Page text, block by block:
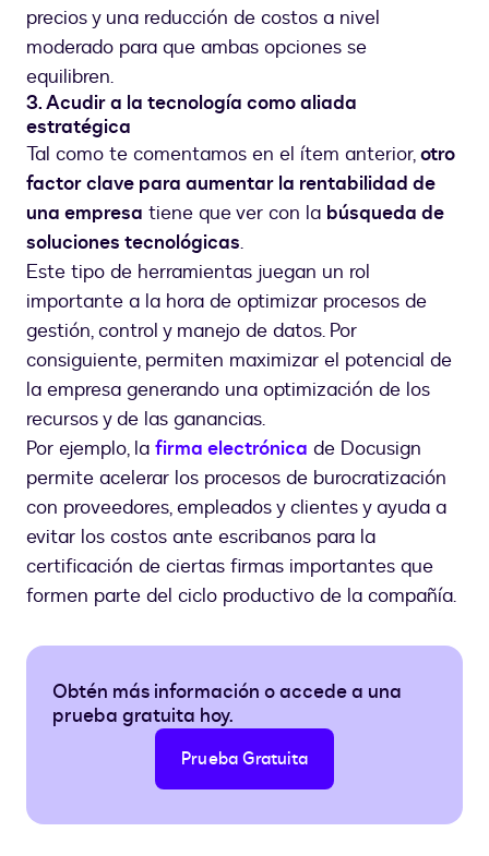
precios y una reducción de costos a nivel
moderado para que ambas opciones se
equilibren.
3. Acudir a la tecnología como aliada
estratégica
Tal como te comentamos en el ítem anterior,otro
factor clave para aumentar la rentabilidad de
una empresa tiene que ver con la búsqueda de
soluciones tecnológicas.
Este tipo de herramientas juegan un rol
importante a la hora de optimizar procesos de
gestión, control y manejo de datos. Por
consiguiente, permiten maximizar el potencial de
la empresa generando una optimización de los
recursos y de las ganancias.
Por ejemplo, la firma electrónica de Docusign
permite acelerar los procesos de burocratización
con proveedores, empleados y clientes y ayuda a
evitar los costos ante escribanos para la
certificación de ciertas firmas importantes que
formen parte del ciclo productivo de la compañía.
Obtén más información o accede a una
prueba gratuita hoy.
Prueba Gratuita